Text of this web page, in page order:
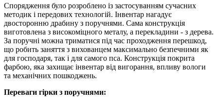
Спорядження було розроблено із застосуванням сучасних
методик і передових технологій. Інвентар нагадує
двосторонню драбину з поручнями. Сама конструкція
виготовлена з високоміцного металу, а перекладини - з дерева.
За поручні можна триматися під час проходження перешкод,
що робить заняття з вихованцем максимально безпечними як
для господаря, так і для самого пса. Конструкція покрита
фарбою, яка захищає інвентар від вигорання, впливу вологи
та механічних пошкоджень.
Переваги гірки з поручнями: